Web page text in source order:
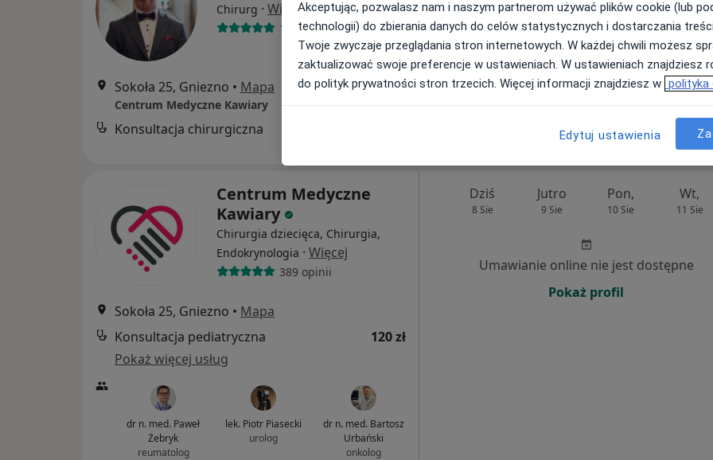
Chirurg · Więcej
138 opinii
Sokoła 25, Gniezno • Mapa
Centrum Medyczne Kawiary
Konsultacja chirurgiczna
Umawianie online nie jest dostępne
Poproś o wizytę
Centrum Medyczne
Kawiary
Chirurgia dziecięca, Chirurgia,
Endokrynologia · Więcej
389 opinii
Sokoła 25, Gniezno • Mapa
Konsultacja pediatryczna
120 zł
Pokaż więcej usług
dr n. med. Paweł
Żebryk
reumatolog
lek. Piotr Piasecki
urolog
dr n. med. Bartosz
Urbański
onkolog
Dziś
8 Sie
Jutro
9 Sie
Pon,
10 Sie
Wt,
11 Sie
Umawianie online nie jest dostępne
Pokaż profil
Akceptując, pozwalasz nam i naszym partnerom używać plików cookie (lub
technologii) do zbierania danych do celów statystycznych i dostarczania
Twoje zwyczaje przeglądania stron internetowych. W każdej chwili możesz
zaktualizować swoje preferencje w ustawieniach. W ustawieniach znajdziesz
do polityk prywatności stron trzecich. Więcej informacji znajdziesz w polityka
Edytuj ustawienia